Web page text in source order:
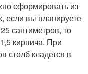
сформировать из
если вы планируете
сантиметров, то
кирпича. При
столб кладется в